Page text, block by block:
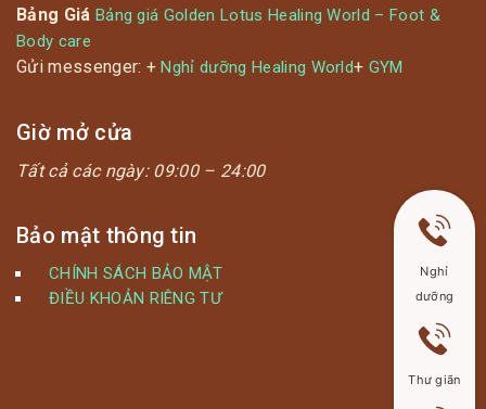
Bảng Giá Bảng giá Golden Lotus Healing World – Foot &
Body care
Gửi messenger: +Nghỉ dưỡng Healing World+ GYM
Giờ mở cửa
Tất cả các ngày: 09:00 – 24:00
Bảo mật thông tin
CHÍNH SÁCH BẢO MẬT
ĐIỀU KHOẢN RIÊNG TƯ
Nghỉ
dưỡng
Thư giãn